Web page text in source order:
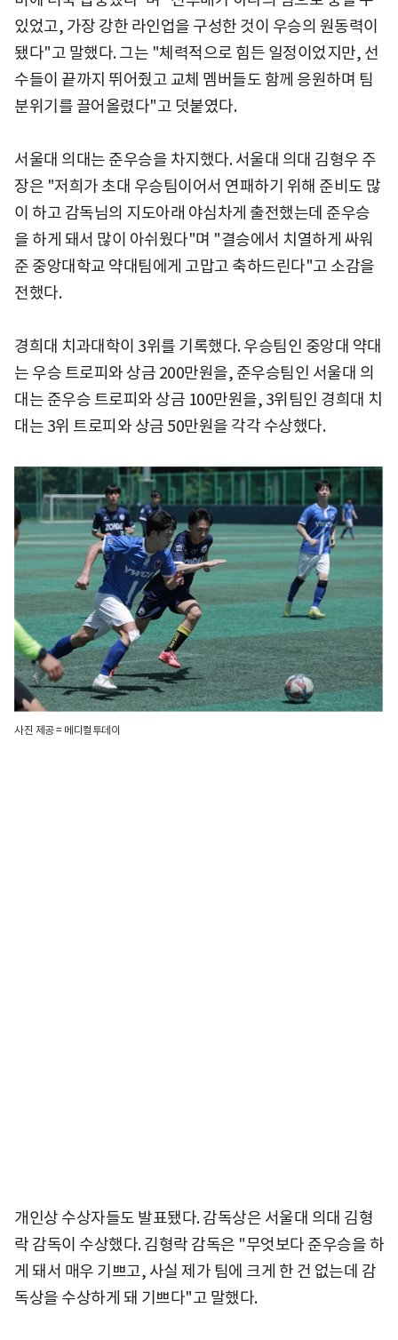
있었고, 가장 강한 라인업을 구성한 것이 우승의 원동력이
됐다"고 말했다. 그는 "체력적으로 힘든 일정이었지만, 선
수들이 끝까지 뛰어줬고 교체 멤버들도 함께 응원하며 팀
분위기를 끌어올렸다"고 덧붙였다.
서울대 의대는 준우승을 차지했다. 서울대 의대 김형우 주
장은 "저희가 초대 우승팀이어서 연패하기 위해 준비도 많
이 하고 감독님의 지도아래 야심차게 출전했는데 준우승
을 하게 돼서 많이 아쉬웠다"며 "결승에서 치열하게 싸워
준 중앙대학교 약대팀에게 고맙고 축하드린다"고 소감을
전했다.
경희대 치과대학이 3위를 기록했다. 우승팀인 중앙대 약대
는 우승 트로피와 상금 200만원을, 준우승팀인 서울대 의
대는 준우승 트로피와 상금 100만원을, 3위팀인 경희대 치
대는 3위 트로피와 상금 50만원을 각각 수상했다.
사진 제공 = 메디컬투데이
개인상 수상자들도 발표됐다. 감독상은 서울대 의대 김형
락 감독이 수상했다. 김형락 감독은 "무엇보다 준우승을 하
게 돼서 매우 기쁘고, 사실 제가 팀에 크게 한 건 없는데 감
독상을 수상하게 돼 기쁘다"고 말했다.